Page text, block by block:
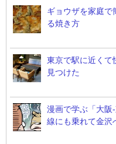
ギョウザを家庭で
る焼き方
東京で駅に近くて
見つけた
漫画で学ぶ「大阪
線にも乗れて金沢